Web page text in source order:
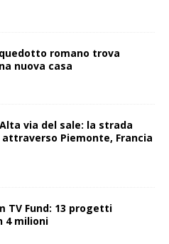
romano trova
nuova casa
via del sale: la strada
Piemonte, Francia
TV Fund: 13 progetti
4 milioni